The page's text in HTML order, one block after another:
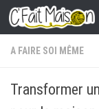
Skip to content
A FAIRE SOI MÊME
Transformer